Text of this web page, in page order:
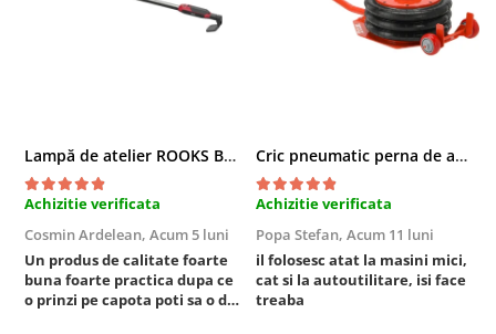
Masini de gaurit si taiat
Slefuitoare Pneumatice
Scule speciale
Injectoare
Motor
Rulmenti,Bucsi si Extractoare
Lampă de atelier ROOKS B2 HYBRID pentru capotă, 2000 lumeni, 5000 mAh
Achizitie verificata
Cosmin Ardelean, Acum 5 luni
Un produs de calitate foarte
buna foarte practica dupa ce
o prinzi pe capota poti sa o dai
Cric pneumatic perna de aer cu inaltator 6T
Achizitie verificata
Popa Stefan, Acum 11 luni
il folosesc atat la masini mici,
cat si la autoutilitare, isi face
treaba